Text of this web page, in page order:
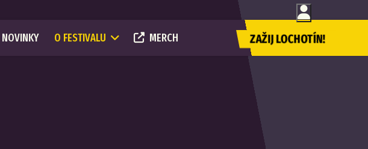
NOVINKY O FESTIVALU MERCH ZAŽIJ LOCHOTÍN!